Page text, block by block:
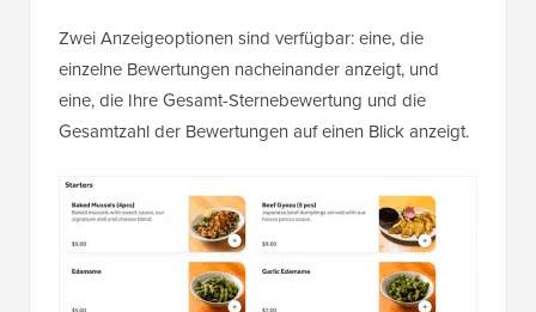
Zwei Anzeigeoptionen sind verfügbar: eine, die
einzelne Bewertungen nacheinander anzeigt, und
eine, die Ihre Gesamt-Sternebewertung und die
Gesamtzahl der Bewertungen auf einen Blick anzeigt.